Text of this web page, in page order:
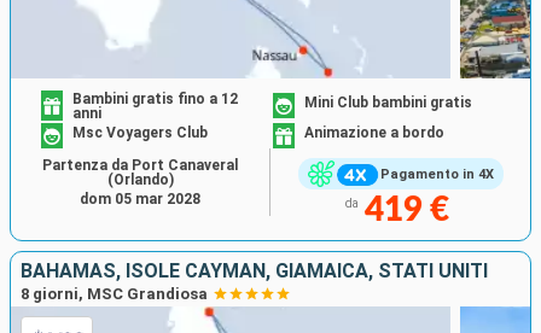
Pagamento in 4X
Bambini gratis fino a 12
anni
Mini Club bambini gratis
Msc Voyagers Club
Animazione a bordo
da 419 €
Partenza da Port Canaveral
(Orlando)
dom 05 mar 2028
BAHAMAS, ISOLE CAYMAN, GIAMAICA, STATI UNITI
8 giorni, MSC Grandiosa